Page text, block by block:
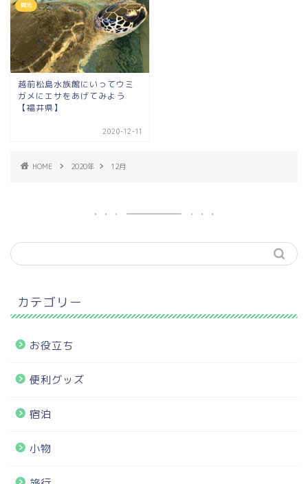
観光
越前松島水族館にいってウミ
ガメにエサをあげてみよう
【福井県】
2020-12-11
HOME 2020年 12月
カテゴリー
お役立ち
便利グッズ
宿泊
小物